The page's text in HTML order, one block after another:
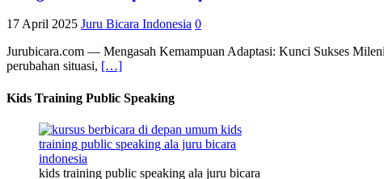
17 April 2025 Juru Bicara Indonesia 0
Jurubicara.com — Mengasah Kemampuan Adaptasi: Kunci Sukses
perubahan situasi, […]
Kids Training Public Speaking
kids training public speaking ala juru bicara